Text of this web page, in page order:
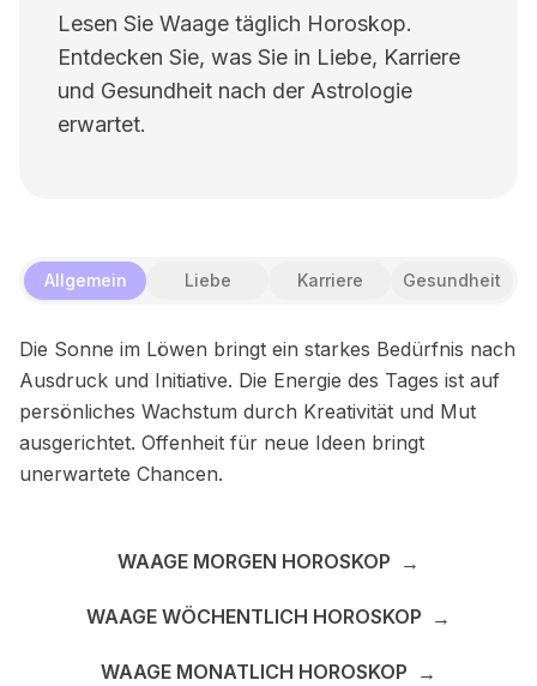
Lesen Sie Waage täglich Horoskop.
Entdecken Sie, was Sie in Liebe, Karriere
und Gesundheit nach der Astrologie
erwartet.
Allgemein Liebe Karriere Gesundheit
Die Sonne im Löwen bringt ein starkes Bedürfnis nach
Ausdruck und Initiative. Die Energie des Tages ist auf
persönliches Wachstum durch Kreativität und Mut
ausgerichtet. Offenheit für neue Ideen bringt
unerwartete Chancen.
WAAGE MORGEN HOROSKOP →
WAAGE WÖCHENTLICH HOROSKOP →
WAAGE MONATLICH HOROSKOP →